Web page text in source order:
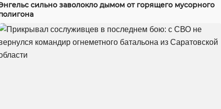
сильно заволокло дымом от горящего мусорного